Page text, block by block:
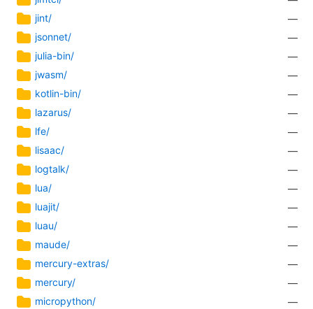
jint/
—
jsonnet/
—
julia-bin/
—
jwasm/
—
kotlin-bin/
—
lazarus/
—
lfe/
—
lisaac/
—
logtalk/
—
lua/
—
luajit/
—
luau/
—
maude/
—
mercury-extras/
—
mercury/
—
micropython/
—